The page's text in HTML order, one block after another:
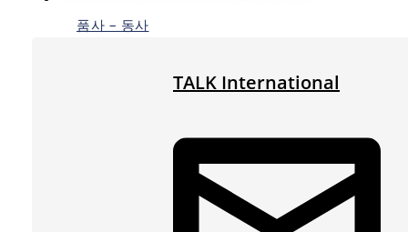
품사 – 동사
TALK International